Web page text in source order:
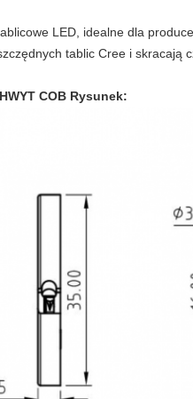
LED, idealne dla
tablic Cree i skracają
COB Rysunek: